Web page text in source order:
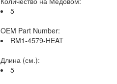
5
OEM Part Number:
RM1-4579-HEAT
Длина (см.):
5